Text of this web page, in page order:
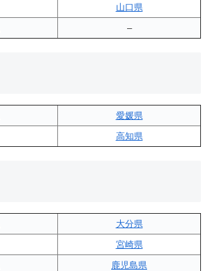
山口県
–
愛媛県
高知県
大分県
宮崎県
鹿児島県